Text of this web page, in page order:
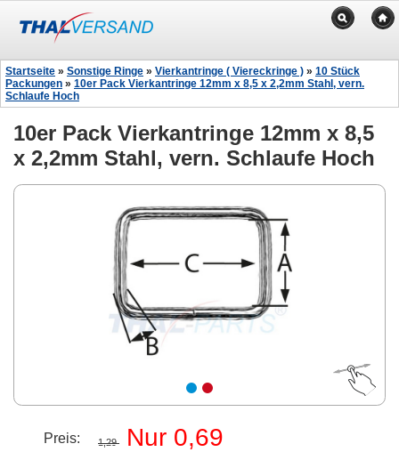
Startseite » Sonstige Ringe » Vierkantringe ( Viereckringe ) » 10 Stück
Packungen » 10er Pack Vierkantringe 12mm x 8,5 x 2,2mm Stahl, vern.
Schlaufe Hoch
10er Pack Vierkantringe 12mm x 8,5
x 2,2mm Stahl, vern. Schlaufe Hoch
Preis: 1,29 Nur 0,69